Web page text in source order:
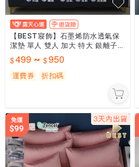
【BEST寢飾】石墨烯防水透氣保
潔墊 單人 雙人 加大 特大 銀離子抗
菌 加高35公分包覆 超取有出貨限
制，請參閱內文
499 ~ 950
運費券 折扣碼